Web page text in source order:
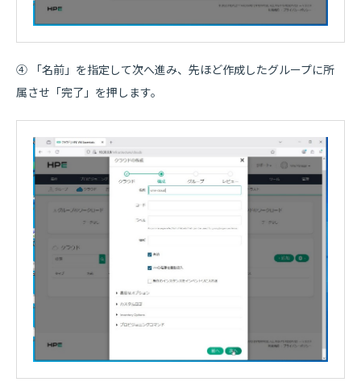
④ 「名前」を指定して次へ進み、先ほど作成したグループに所
属させ「完了」を押します。